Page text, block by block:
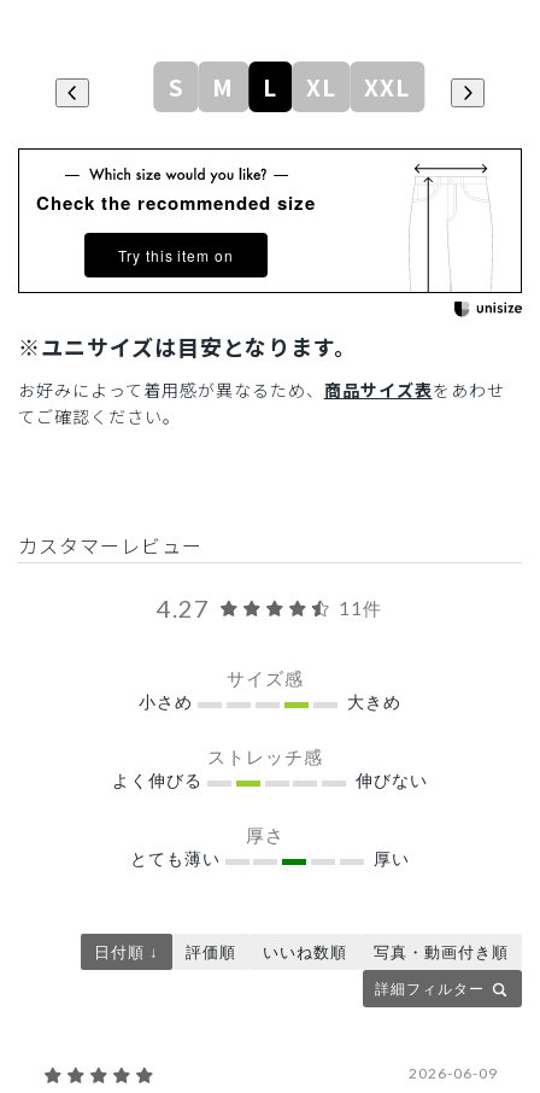
S M L XL XXL
Check the recommended size
Try this item on
※ユニサイズは目安となります。
お好みによって着用感が異なるため、 商品サイズ表をあわせ
てご確認ください。
カスタマーレビュー
4.27 11件
サイズ感
小さめ 大きめ
ストレッチ感
よく伸びる 伸びない
厚さ
とても薄い 厚い
詳細フィルター
日付順 ↓ 評価順 いいね数順 写真・動画付き順
2026-06-09